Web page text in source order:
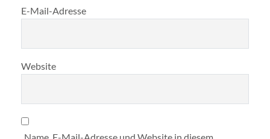
E-Mail-Adresse
Website